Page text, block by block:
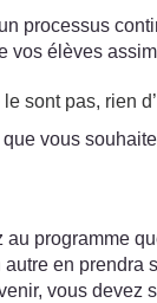
processus
vos élèves
sont pas, rien
vous
au programme
autre en
vous devez